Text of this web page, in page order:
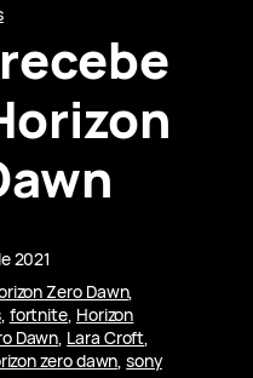
2021
Zero Dawn
, fortnite, Horizon
Dawn, Lara Croft
zero dawn, sony